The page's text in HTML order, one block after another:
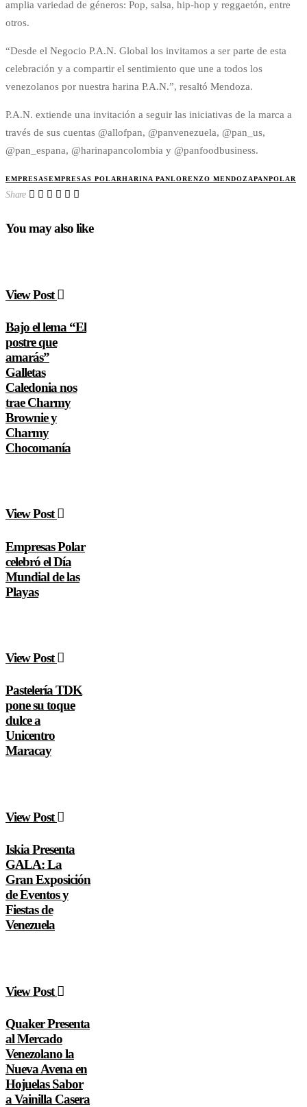
amplia variedad de géneros: Pop, salsa, hip-hop y reggaetón, entre
otros.
“Desde el Negocio P.A.N. Global los invitamos a ser parte de esta
celebración y a compartir el sentimiento que une a todos los
venezolanos por nuestra harina P.A.N.”, resaltó Mendoza.
P.A.N. extiende una invitación a seguir las iniciativas de la marca a
través de sus cuentas @allofpan, @panvenezuela, @pan_us,
@pan_espana, @harinapancolombia y @panfoodbusiness.
EMPRESASEMPRESAS POLARHARINA PANLORENZO MENDOZAPANPOLAR
Share
You may also like
View Post
Bajo el lema “El
postre que
amarás”
Galletas
Caledonia nos
trae Charmy
Brownie y
Charmy
Chocomanía
View Post
Empresas Polar
celebró el Día
Mundial de las
Playas
View Post
Pastelería TDK
pone su toque
dulce a
Unicentro
Maracay
View Post
Iskia Presenta
GALA: La
Gran Exposición
de Eventos y
Fiestas de
Venezuela
View Post
Quaker Presenta
al Mercado
Venezolano la
Nueva Avena en
Hojuelas Sabor
a Vainilla Casera